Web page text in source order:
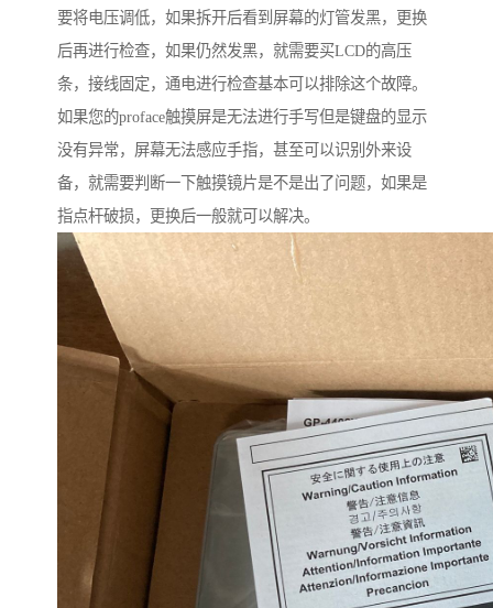
要将电压调低，如果拆开后看到屏幕的灯管发黑，更换
后再进行检查，如果仍然发黑，就需要买LCD的高压
条，接线固定，通电进行检查基本可以排除这个故障。
如果您的proface触摸屏是无法进行手写但是键盘的显示
没有异常，屏幕无法感应手指，甚至可以识别外来设
备，就需要判断一下触摸镜片是不是出了问题，如果是
指点杆破损，更换后一般就可以解决。